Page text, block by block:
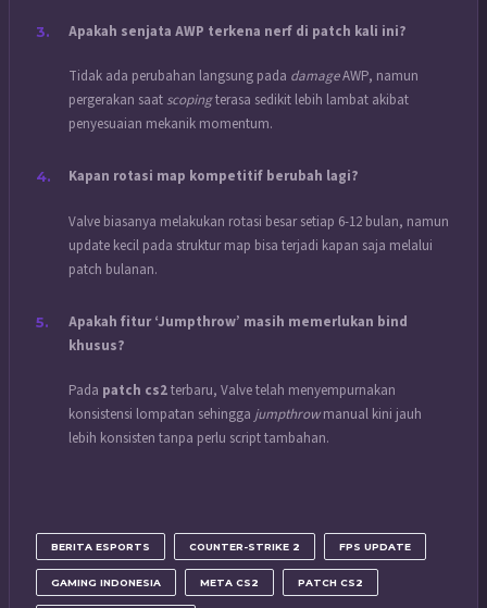
Apakah senjata AWP terkena nerf di patch kali ini?
Tidak ada perubahan langsung pada damageAWP, namun
pergerakan saat scopingterasa sedikit lebih lambat akibat
penyesuaian mekanik momentum.
Kapan rotasi map kompetitif berubah lagi?
Valve biasanya melakukan rotasi besar setiap 6-12 bulan, namun
update kecil pada struktur map bisa terjadi kapan saja melalui
patch bulanan.
Apakah fitur ‘Jumpthrow’ masih memerlukan bind
khusus?
Pada patch cs2terbaru, Valve telah menyempurnakan
konsistensi lompatan sehingga jumpthrowmanual kini jauh
lebih konsisten tanpa perlu script tambahan.
BERITA ESPORTS COUNTER-STRIKE 2 FPS UPDATE
GAMING INDONESIA META CS2 PATCH CS2